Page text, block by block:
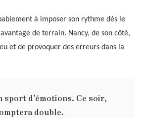
à imposer son rythme dès le
de terrain. Nancy, de son côté,
et de provoquer des erreurs dans la
sport d’émotions. Ce soir,
double.